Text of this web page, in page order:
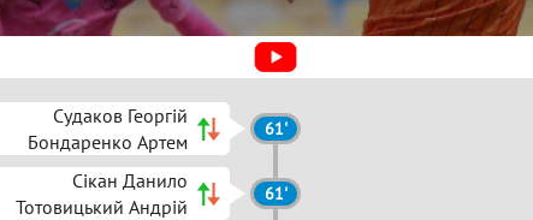
Судаков Георгій
Бондаренко Артем
61'
Сікан Данило
Тотовицький Андрій
61'